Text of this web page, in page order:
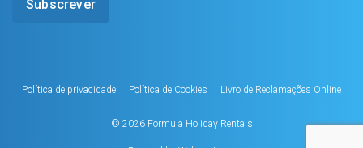
Política de privacidade Política de Cookies Livro de Reclamações Online
© 2026 Formula Holiday Rentals